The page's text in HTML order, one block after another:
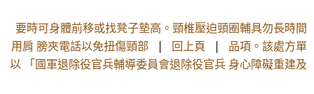
要時可身體前移或找凳子墊高。頸椎壓迫頸圈輔具勿長時間
用肩 膀夾電話以免扭傷頸部 | 回上頁 | 品項。該處方單
以 「國軍退除役官兵輔導委員會退除役官兵 身心障礙重建及